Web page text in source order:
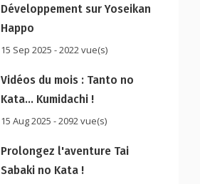
Développement sur Yoseikan
Happo
15 Sep 2025 - 2022 vue(s)
Vidéos du mois : Tanto no
Kata... Kumidachi !
15 Aug 2025 - 2092 vue(s)
Prolongez l'aventure Tai
Sabaki no Kata !